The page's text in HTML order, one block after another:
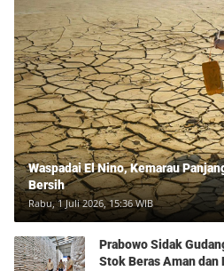
Waspadai El Nino, Kemarau
Bersih
Rabu, 1 Juli 2026, 15:36 WIB
Prabowo Sidak
Stok Beras Aman dan